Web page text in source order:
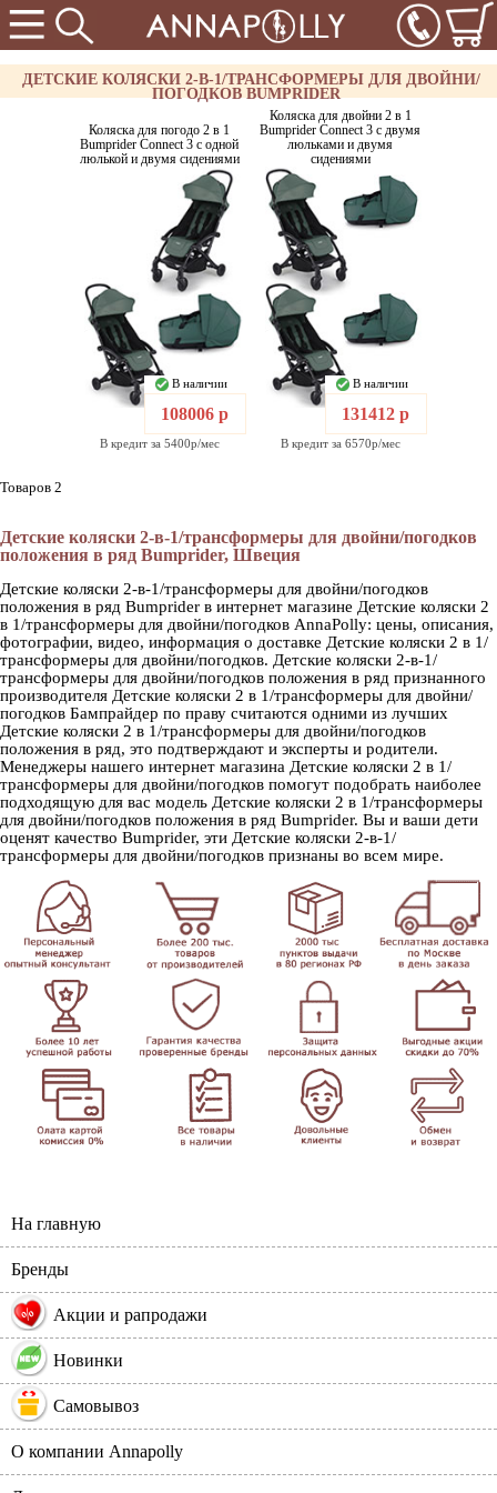
ДЕТСКИЕ КОЛЯСКИ 2-В-1/ТРАНСФОРМЕРЫ ДЛЯ ДВОЙНИ/
ПОГОДКОВ BUMPRIDER
Коляска для погодо 2 в 1
Bumprider Connect 3 с одной
люлькой и двумя сидениями
В наличии
108006 р
В кредит за 5400р/мес
Коляска для двойни 2 в 1
Bumprider Connect 3 с двумя
люльками и двумя
сидениями
В наличии
131412 р
В кредит за 6570р/мес
Товаров 2
Детские коляски 2-в-1/трансформеры для двойни/погодков
положения в ряд Bumprider, Швеция
Детские коляски 2-в-1/трансформеры для двойни/погодков
положения в ряд Bumprider в интернет магазине Детские коляски 2
в 1/трансформеры для двойни/погодков AnnaPolly: цены, описания,
фотографии, видео, информация о доставке Детские коляски 2 в 1/
трансформеры для двойни/погодков. Детские коляски 2-в-1/
трансформеры для двойни/погодков положения в ряд признанного
производителя Детские коляски 2 в 1/трансформеры для двойни/
погодков Бампрайдер по праву считаются одними из лучших
Детские коляски 2 в 1/трансформеры для двойни/погодков
положения в ряд, это подтверждают и эксперты и родители.
Менеджеры нашего интернет магазина Детские коляски 2 в 1/
трансформеры для двойни/погодков помогут подобрать наиболее
подходящую для вас модель Детские коляски 2 в 1/трансформеры
для двойни/погодков положения в ряд Bumprider. Вы и ваши дети
оценят качество Bumprider, эти Детские коляски 2-в-1/
трансформеры для двойни/погодков признаны во всем мире.
На главную
Бренды
% Акции и рапродажи
Новинки
Самовывоз
О компании Annapolly